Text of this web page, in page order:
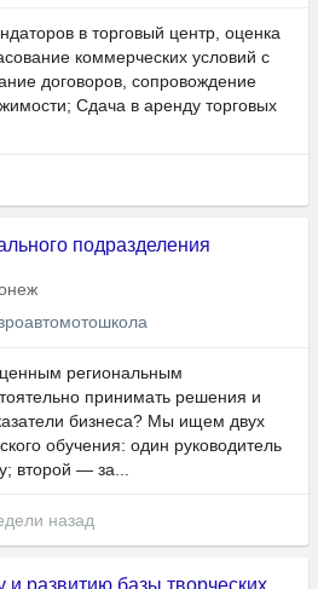
в торговый центр, оценка
коммерческих условий с
договоров, сопровождение
Сдача в аренду торговых
подразделения
региональным
принимать решения и
бизнеса? Мы ищем двух
обучения: один руководитель
второй — за...
назад